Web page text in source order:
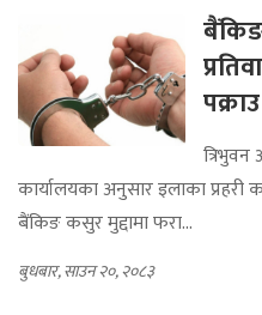
पक्राउ
त्रिभुवन
कार्यालयका अनुसार इलाका प्रहरी
बैंकिङ कसुर मुद्दामा फरा...
बुधबार, साउन २०, २०८३